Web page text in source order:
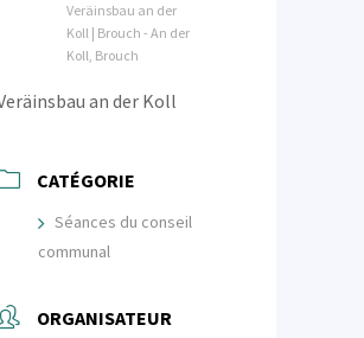
Veräinsbau an der
Koll | Brouch - An der
Koll, Brouch
an der Koll
CATÉGORIE
Séances du conseil
communal
ORGANISATEUR